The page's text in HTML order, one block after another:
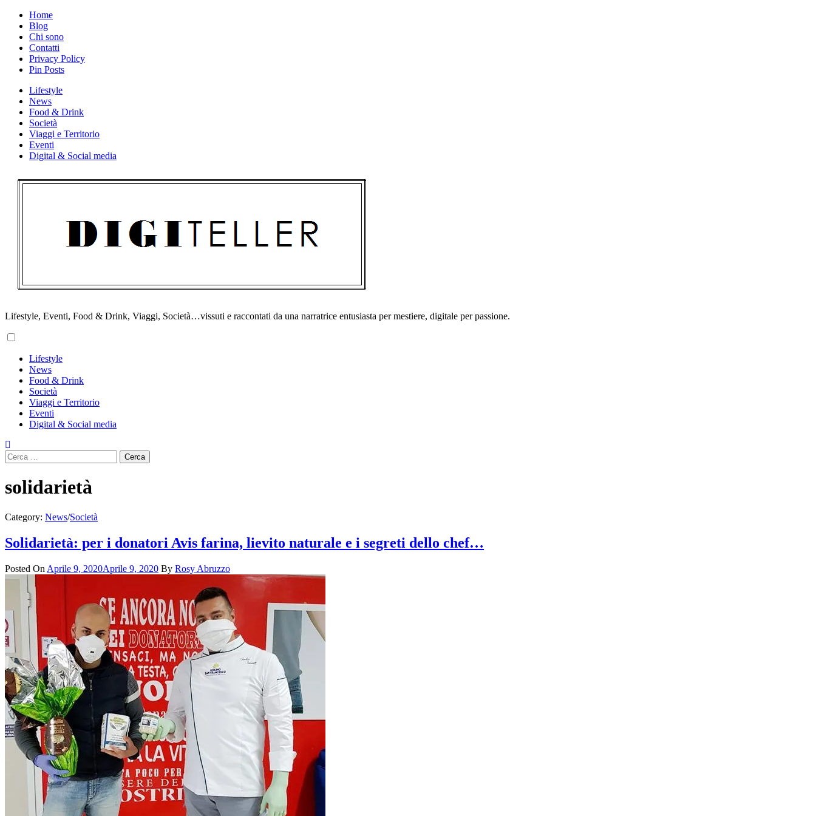
Skip
content
Home
Blog
Chi sono
Contatti
Privacy Policy
Pin Posts
Lifestyle
News
Food & Drink
Società
Viaggi e Territorio
Eventi
Digital & Social media
Lifestyle, Eventi, Food & Drink, Viaggi, Società…vissuti e raccontati da una narratrice entusiasta per mestiere, digitale per passione.
Menu
Lifestyle
News
Food & Drink
Società
Viaggi e Territorio
Eventi
Digital & Social media
Ricerca
per:
solidarietà
Category: News/Società
Solidarietà: per i donatori Avis farina, lievito naturale e i segreti dello chef…
Posted On Aprile 9, 2020Aprile 9, 2020 By Rosy Abruzzo